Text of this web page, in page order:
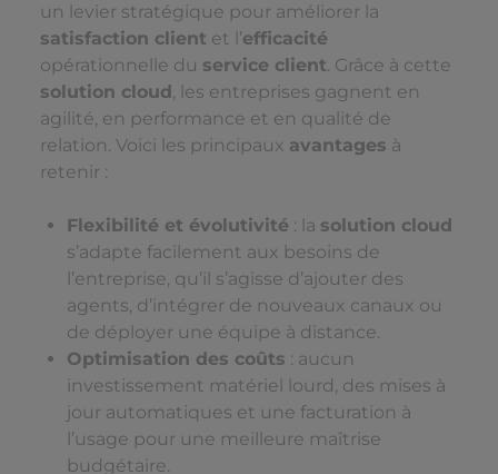
un levier stratégique pour améliorer la
satisfaction client et l’efficacité
opérationnelle du service client. Grâce à cette
solution cloud , les entreprises gagnent en
agilité, en performance et en qualité de
relation. Voici les principaux avantages à
retenir :
Flexibilité et évolutivité : la solution cloud
s’adapte facilement aux besoins de
l’entreprise, qu’il s’agisse d’ajouter des
agents, d’intégrer de nouveaux canaux ou
de déployer une équipe à distance.
Optimisation des coûts : aucun
investissement matériel lourd, des mises à
jour automatiques et une facturation à
l’usage pour une meilleure maîtrise
budgétaire.